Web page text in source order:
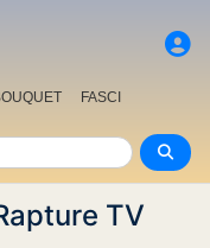
FASCI
TV